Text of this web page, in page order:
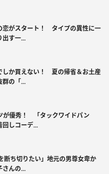
恋がスタート！ タイプの異性に一
す一...
しか買えない！ 夏の帰省＆お土産
群の「...
が優秀！ 「タックワイドパン
回しコーデ...
断ち切りたい」地元の男尊女卑か
さんの...